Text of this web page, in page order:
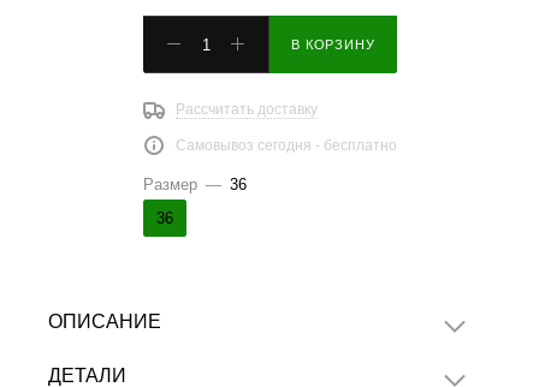
В КОРЗИНУ
Рассчитать доставку
Самовывоз сегодня - бесплатно
Размер — 36
36
ОПИСАНИЕ
ДЕТАЛИ